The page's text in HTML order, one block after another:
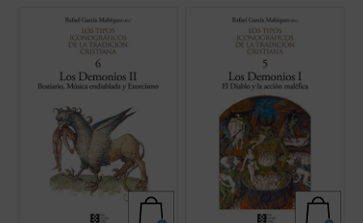
Este volumen se centra específicamente
en tres aspectos particulares de la
iconografía diabólica: la representación de
los demonios con aspecto animal (el
bestiario del Diablo), en cuanto artífices de
la música endiablada (opuesta a la ...
Este volumen introduce al lector en la
demonología cristiana y en las
características de la representación de lo
demoníaco en la visualidad de Occidente,
en el análisis de la visualidad de la caída de
los ángeles rebeldes, de sus ... (ver ficha)